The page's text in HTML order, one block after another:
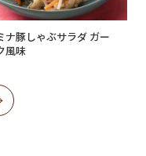
ナ豚しゃぶサラダ ガー
風味